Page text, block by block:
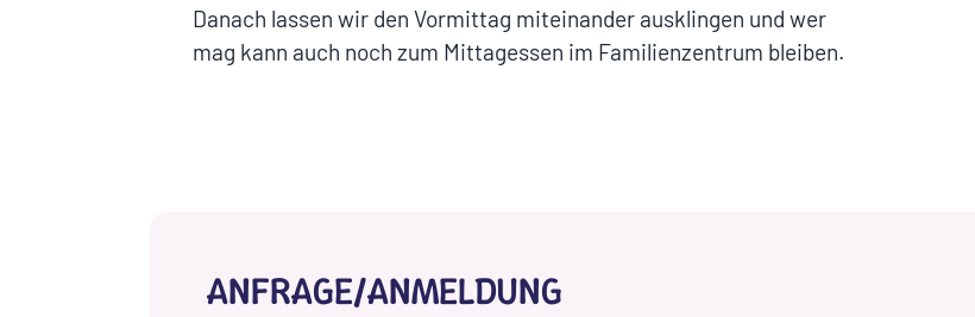
Danach lassen wir den Vormittag miteinander ausklingen und wer
mag kann auch noch zum Mittagessen im Familienzentrum bleiben.
ANFRAGE/ANMELDUNG